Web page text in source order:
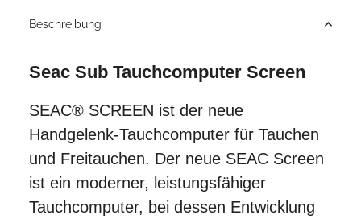
Beschreibung
Seac Sub Tauchcomputer Screen
SEAC® SCREEN ist der neue
Handgelenk-Tauchcomputer für Tauchen
und Freitauchen. Der neue SEAC Screen
ist ein moderner, leistungsfähiger
Tauchcomputer, bei dessen Entwicklung